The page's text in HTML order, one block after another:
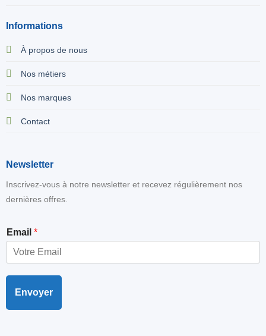
Informations
À propos de nous
Nos métiers
Nos marques
Contact
Newsletter
Inscrivez-vous à notre newsletter et recevez régulièrement nos
dernières offres.
E
m
i
l
Email *
Envoyer